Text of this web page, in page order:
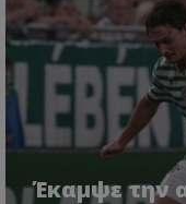
Έκαμψε την